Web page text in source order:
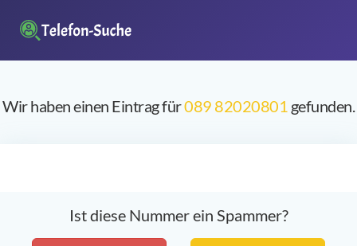
Wir haben einen Eintrag für089 82020801 gefunden.
Ist diese Nummer ein Spammer?